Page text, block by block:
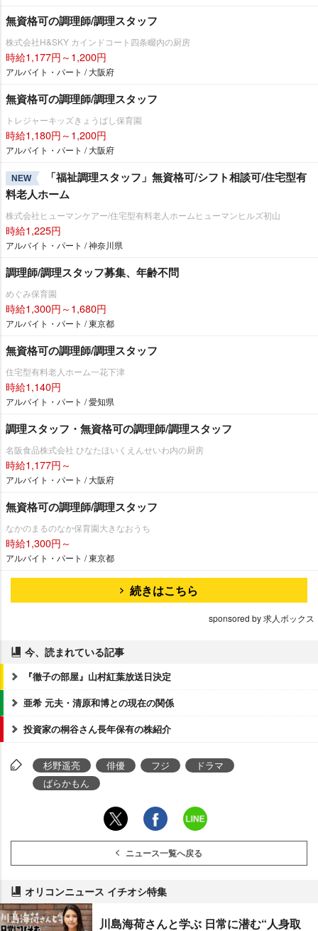
無資格可の調理師/調理スタッフ
株式会社H&SKY カインドコート四条畷内の厨房
時給1,177円～1,200円
アルバイト・パート / 大阪府
無資格可の調理師/調理スタッフ
トレジャーキッズきょうばし保育園
時給1,180円～1,200円
アルバイト・パート / 大阪府
NEW
「福祉調理スタッフ」無資格可/シフト相談可/住宅型有
料老人ホーム
株式会社ヒューマンケアー/住宅型有料老人ホームヒューマンヒルズ初山
時給1,225円
アルバイト・パート / 神奈川県
調理師/調理スタッフ募集、年齢不問
めぐみ保育園
時給1,300円～1,680円
アルバイト・パート / 東京都
無資格可の調理師/調理スタッフ
住宅型有料老人ホーム一花下津
時給1,140円
アルバイト・パート / 愛知県
調理スタッフ・無資格可の調理師/調理スタッフ
名阪食品株式会社 ひなたほいくえんせいわ内の厨房
時給1,177円～
アルバイト・パート / 大阪府
無資格可の調理師/調理スタッフ
なかのまるのなか保育園大きなおうち
時給1,300円～
アルバイト・パート / 東京都
続きはこちら
sponsored by 求人ボックス
今、読まれている記事
『徹子の部屋』山村紅葉放送日決定
亜希 元夫・清原和博との現在の関係
投資家の桐谷さん長年保有の株紹介
杉野遥亮 俳優 フジ
ドラマ
ばらかもん
ニュース一覧へ戻る
オリコンニュース イチオシ特集
川島海荷さんと学ぶ 日常に潜む“人身取